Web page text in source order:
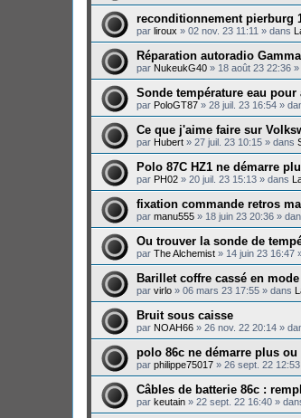
reconditionnement pierburg
par liroux » 02 nov. 23 11:11 » dans
Réparation autoradio Gamma
par NukeukG40 » 18 août 23 22:36 »
Sonde température eau
par PoloGT87 » 28 juil. 23 16:54 »
Ce que j'aime faire sur
par Hubert » 27 juil. 23 10:15 » dans
Polo 87C HZ1 ne démarre
par PH02 » 20 juil. 23 15:13 » dans
fixation commande retros
par manu555 » 18 juin 23 20:36 »
Ou trouver la sonde de
par The Alchemist » 14 juin 23 16:47
Barillet coffre cassé en
par virlo » 06 mars 23 17:55 » dans
Bruit sous caisse
par NOAH66 » 26 nov. 22 20:14 »
polo 86c ne démarre plus ou
par philippe75017 » 26 sept. 22 12:53
Câbles de batterie 86c :
par keutain » 22 sept. 22 16:40 »